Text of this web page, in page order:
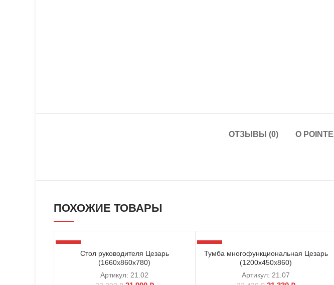
ОТЗЫВЫ (0) О
ПОХОЖИЕ ТОВАРЫ
Стол руководителя Цезарь
(1660х860х780)
Артикул:21.02
Тумба многофункциональная Цезарь
(1200х450х860)
Артикул:21.07